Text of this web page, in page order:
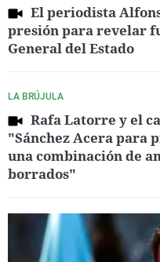
El periodista
presión para revelar
General del Estado
LA BRÚJULA
Rafa Latorre y el
"Sánchez Acera para
una combinación de
borrados"